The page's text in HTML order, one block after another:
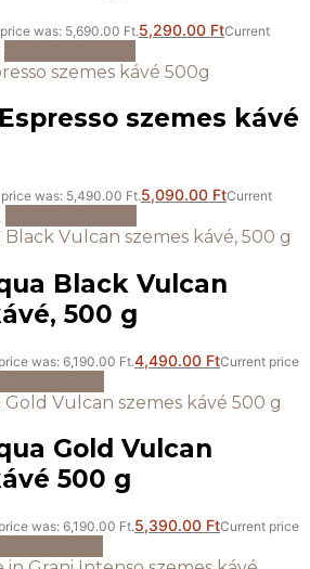
was: 5,690.00 Ft.5,290.00 FtCurrent
szemes kávé
was: 5,490.00 Ft.5,090.00 FtCurrent
Black Vulcan
500 g
was: 6,190.00 Ft.4,490.00 FtCurrent price
Gold Vulcan
500 g
was: 6,190.00 Ft.5,390.00 FtCurrent price